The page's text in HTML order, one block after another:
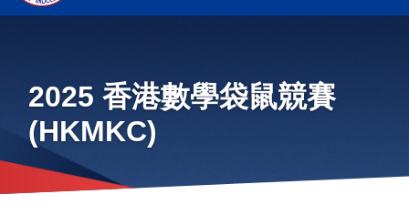
2025 香港數學袋鼠競賽
(HKMKC)